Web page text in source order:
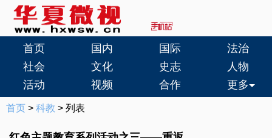
首页 国内 国际
法治
社会
文化 史志
人物
活动
视频 合作 更多
首页 > 科教 > 列表